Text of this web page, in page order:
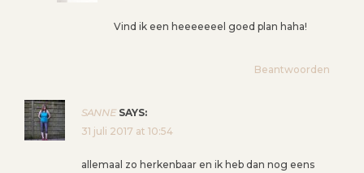
Vind ik een heeeeeeel goed plan haha!
Beantwoorden
SANNE SAYS:
31 juli 2017 at 10:54
allemaal zo herkenbaar en ik heb dan nog eens